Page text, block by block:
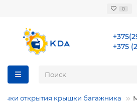
0
+375
открытия крышки багажника